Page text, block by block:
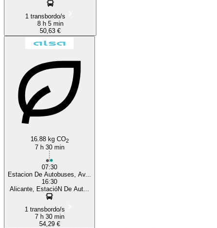
1 transbordo/s
8 h 5 min
50,63 €
16.88 kg CO2
7 h 30 min
07:30
Estacion De Autobuses, Av...
16:30
Alicante, EstacióN De Aut...
1 transbordo/s
7 h 30 min
54,29 €